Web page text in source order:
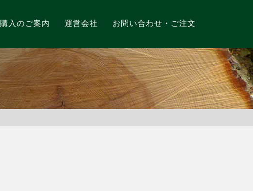
購入のご案内 運営会社 お問い合わせ・ご注文